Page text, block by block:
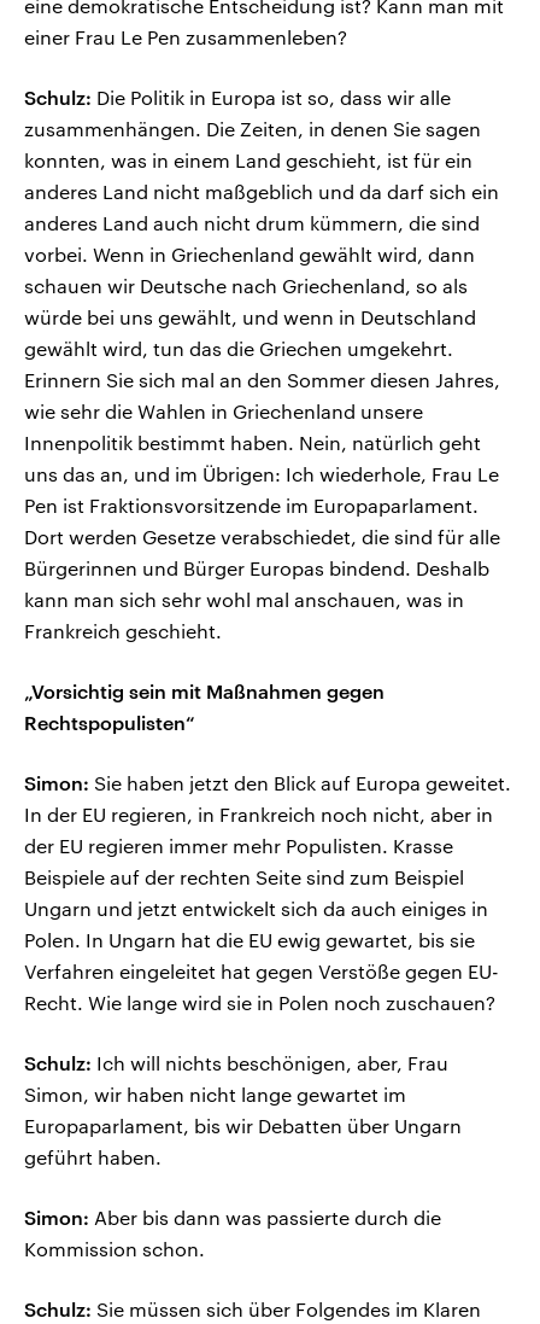
eine demokratische Entscheidung ist? Kann man mit
einer Frau Le Pen zusammenleben?
Schulz: Die Politik in Europa ist so, dass wir alle
zusammenhängen. Die Zeiten, in denen Sie sagen
konnten, was in einem Land geschieht, ist für ein
anderes Land nicht maßgeblich und da darf sich ein
anderes Land auch nicht drum kümmern, die sind
vorbei. Wenn in Griechenland gewählt wird, dann
schauen wir Deutsche nach Griechenland, so als
würde bei uns gewählt, und wenn in Deutschland
gewählt wird, tun das die Griechen umgekehrt.
Erinnern Sie sich mal an den Sommer diesen Jahres,
wie sehr die Wahlen in Griechenland unsere
Innenpolitik bestimmt haben. Nein, natürlich geht
uns das an, und im Übrigen: Ich wiederhole, Frau Le
Pen ist Fraktionsvorsitzende im Europaparlament.
Dort werden Gesetze verabschiedet, die sind für alle
Bürgerinnen und Bürger Europas bindend. Deshalb
kann man sich sehr wohl mal anschauen, was in
Frankreich geschieht.
„Vorsichtig sein mit Maßnahmen gegen
Rechtspopulisten“
Simon: Sie haben jetzt den Blick auf Europa geweitet.
In der EU regieren, in Frankreich noch nicht, aber in
der EU regieren immer mehr Populisten. Krasse
Beispiele auf der rechten Seite sind zum Beispiel
Ungarn und jetzt entwickelt sich da auch einiges in
Polen. In Ungarn hat die EU ewig gewartet, bis sie
Verfahren eingeleitet hat gegen Verstöße gegen EU-
Recht. Wie lange wird sie in Polen noch zuschauen?
Schulz: Ich will nichts beschönigen, aber, Frau
Simon, wir haben nicht lange gewartet im
Europaparlament, bis wir Debatten über Ungarn
geführt haben.
Simon: Aber bis dann was passierte durch die
Kommission schon.
Schulz: Sie müssen sich über Folgendes im Klaren